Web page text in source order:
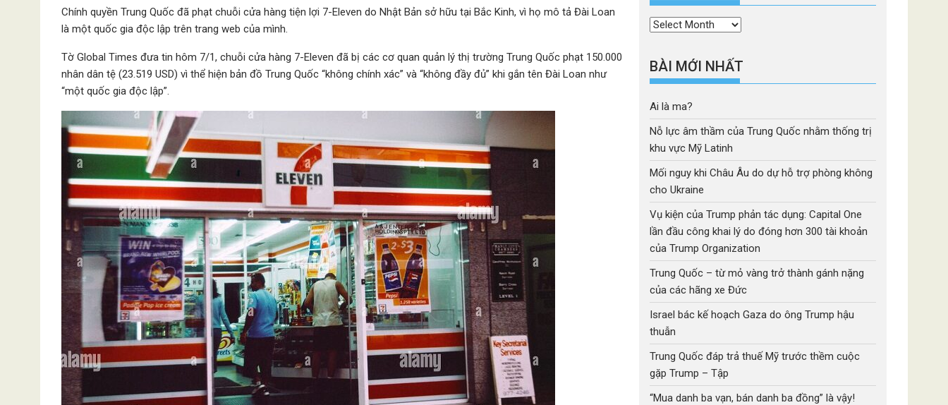
Chính quyền Trung Quốc đã phạt chuỗi cửa hàng tiện lợi 7-Eleven do Nhật Bản sở hữu tại Bắc Kinh, vì họ mô tả Đài Loan
là một quốc gia độc lập trên trang web của mình.
Tờ Global Times đưa tin hôm 7/1, chuỗi cửa hàng 7-Eleven đã bị các cơ quan quản lý thị trường Trung Quốc phạt 150.000
nhân dân tệ (23.519 USD) vì thể hiện bản đồ Trung Quốc “không chính xác” và “không đầy đủ” khi gắn tên Đài Loan như
“một quốc gia độc lập”.
Thời
BÀI MỚI NHẤT
Ai là ma?
Nỗ lực âm thầm của Trung Quốc nhằm thống trị
khu vực Mỹ Latinh
Mối nguy khi Châu Âu do dự hỗ trợ phòng không
cho Ukraine
Vụ kiện của Trump phản tác dụng: Capital One
lần đầu công khai lý do đóng hơn 300 tài khoản
của Trump Organization
Trung Quốc – từ mỏ vàng trở thành gánh nặng
của các hãng xe Đức
Israel bác kế hoạch Gaza do ông Trump hậu
thuẫn
Trung Quốc đáp trả thuế Mỹ trước thềm cuộc
gặp Trump – Tập
“Mua danh ba vạn, bán danh ba đồng” là vậy!